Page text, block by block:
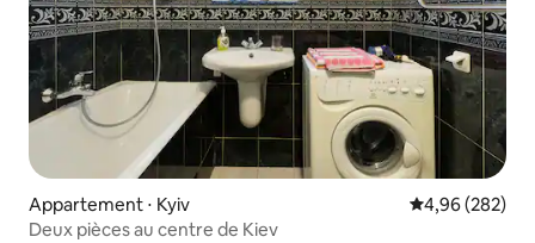
Appartement ⋅ Kyiv Évaluation
4,96 (282)
Deux pièces au centre de Kiev